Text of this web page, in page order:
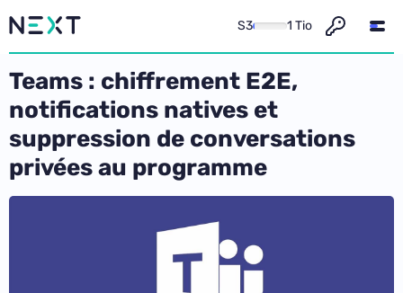
S3 1 Tio
Teams : chiffrement E2E,
notifications natives et
suppression de conversations
privées au programme